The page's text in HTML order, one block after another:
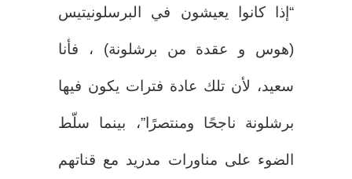
“إذا كانوا يعيشون في البرسلونيتيس
(هوس و عقدة من برشلونة) ، فأنا
سعيد، لأن تلك عادة فترات يكون فيها
برشلونة ناجحًا ومنتصرًا”، بينما سلّط
الضوء على مناورات مدريد مع قناتهم